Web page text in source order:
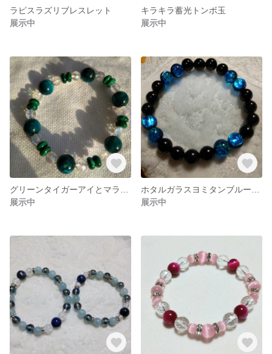
ラピスラズリブレスレット
展示中
キラキラ蓄光トンボ玉
展示中
展示中
展示中